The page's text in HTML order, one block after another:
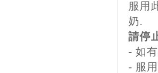
服用
奶.
請停
- 如
- 服